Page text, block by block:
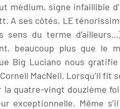
signe infaillible
A ses côtés, LE
du terme
beaucoup plus que le
Big Luciano nous
MacNeil. Lorsqu’il fit
quatre-vingt douzième
Même